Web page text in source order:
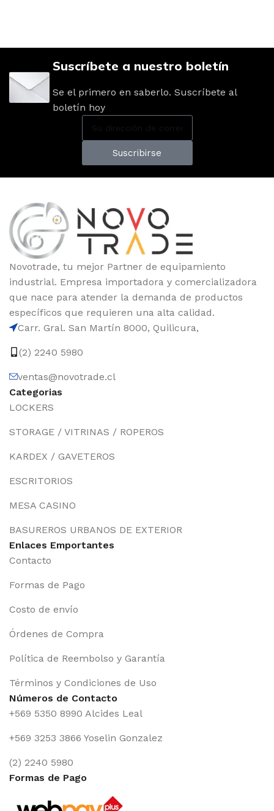
Suscríbete a nuestro boletín
Se el primero en saberlo. Suscríbete al
boletín hoy
Suscribirse
Novotrade, tu mejor Partner de equipamiento
industrial. Empresa importadora y comercializadora
que nace para atender la demanda de productos
específicos que requieren una alta calidad.
Carr. Gral. San Martín 8000, Quilicura,
(2) 2240 5980
ventas@novotrade.cl
Categorias
LOCKERS
STORAGE / VITRINAS / ROPEROS
KARDEX / GAVETEROS
ESCRITORIOS
MESA CASINO
BASUREROS URBANOS DE EXTERIOR
Enlaces Emportantes
Contacto
Formas de Pago
Costo de envío
Órdenes de Compra
Política de Reembolso y Garantía
Términos y Condiciones de Uso
Números de Contacto
+569 5350 8990 Alcides Leal
+569 3253 3866 Yoselin Gonzalez
(2) 2240 5980
Formas de Pago